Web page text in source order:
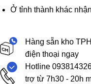
Ở tỉnh thành khác
Hàng sẵn kho
điện thoại ngay
Hotline
trợ từ 7h30 - 20h